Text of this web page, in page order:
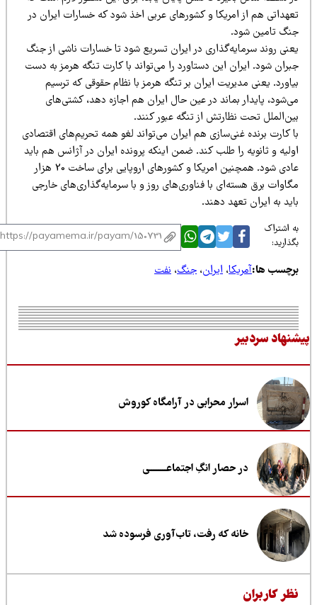
هم از امریکا و کشورهای عربی اخذ شود که خسارات ایران در
تامین شود.
روند سرمایه‌گذاری در ایران تسریع شود تا خسارات ناشی از جنگ
شود. ایران این دستاورد را می‌تواند با کارت تنگه هرمز به دست
یعنی مدیریت ایران بر تنگه هرمز با نظام حقوقی که ترسیم
پایدار بماند در عین حال ایران هم اجازه دهد، کشتی‌های
تحت نظارتش از تنگه عبور کنند.
کارت برنده غنی‌سازی هم ایران می‌تواند لغو همه تحریم‌های اقتصادی
و ثانویه را طلب کند. ضمن اینکه پرونده ایران در آژانس هم باید
عادی شود. همچنین امریکا و کشورهای اروپایی برای ساخت 20 هزار
برق هسته‌ای با فناوری‌های روز و با سرمایه‌گذاری‌های خارجی
به ایران تعهد دهند.
اشتراک
ها:آمریکا،ایران ،جنگ ،نفت
سردبیر
اسرار محرابی در آرامگاه کوروش
در حصار انگِ اجتماعــــــــی
خانه که رفت، تاب‌آوری فرسوده شد
کاربران